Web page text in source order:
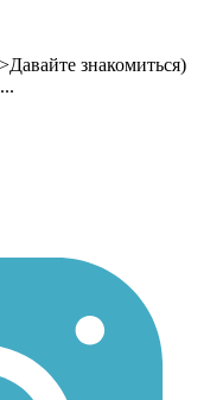
знакомиться)